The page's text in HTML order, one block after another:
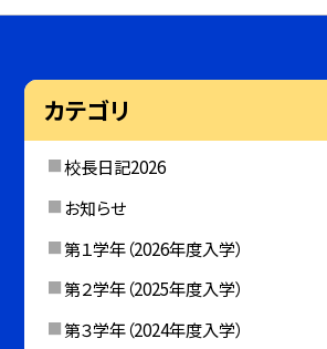
カテゴリ
校長日記2026
お知らせ
第１学年（2026年度入学）
第２学年（2025年度入学）
第３学年（2024年度入学）